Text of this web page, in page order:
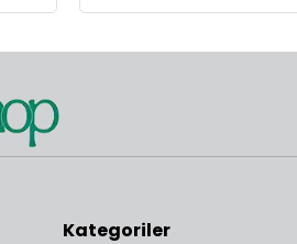
Kategoriler